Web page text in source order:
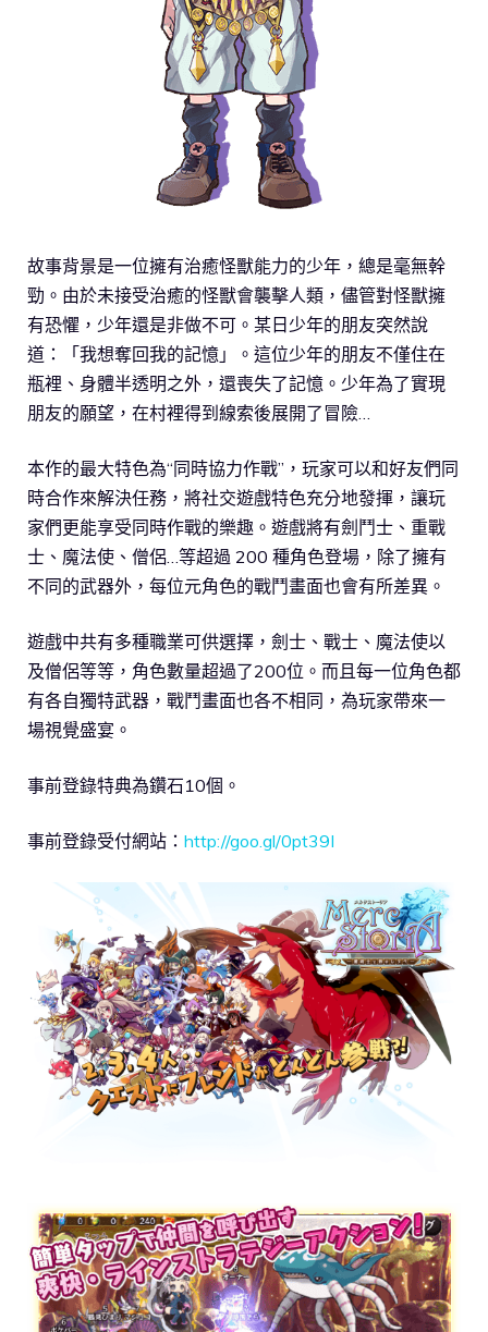
故事背景是一位擁有治癒怪獸能力的少年，總是毫無幹
勁。由於未接受治癒的怪獸會襲擊人類，儘管對怪獸擁
有恐懼，少年還是非做不可。某日少年的朋友突然說
道：「我想奪回我的記憶」。這位少年的朋友不僅住在
瓶裡、身體半透明之外，還喪失了記憶。少年為了實現
朋友的願望，在村裡得到線索後展開了冒險…
本作的最大特色為“同時協力作戰”，玩家可以和好友們同
時合作來解決任務， 將社交遊戲特色充分地發揮，讓玩
家們更能享受同時作戰的樂趣。遊戲將有劍鬥士、重戰
士、魔法使、僧侶…等超過 200 種角色登場，除了擁有
不同的武器外，每位元角色的戰鬥畫面也會有所差異。
遊戲中共有多種職業可供選擇，劍士、戰士、魔法使以
及僧侶等等，角色數量超過了200位。而且每一位角色都
有各自獨特武器，戰鬥畫面也各不相同，為玩家帶來一
場視覺盛宴。
事前登錄特典為鑽石10個。
事前登錄受付網站： http://goo.gl/0pt39I